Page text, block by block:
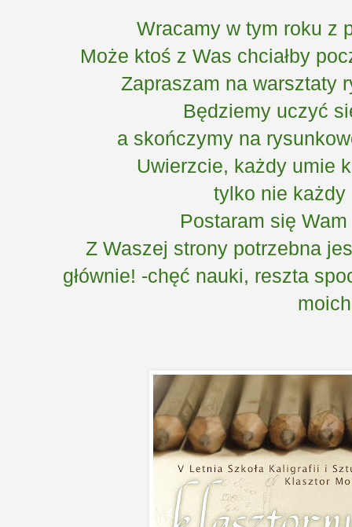
Wracamy w tym roku z
Może ktoś z Was chciałby
Zapraszam na warsztaty
Będziemy uczyć
a skończymy na
Uwierzcie, każdy umie
tylko nie
Postaram się
Z Waszej strony potrzebna
głównie! -chęć nauki, reszta